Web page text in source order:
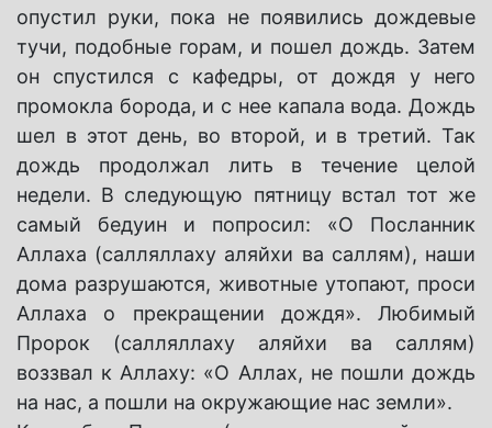
опустил руки, пока не появились дождевые
тучи, подобные горам, и пошел дождь. Затем
он спустился с кафедры, от дождя у него
промокла борода, и с нее капала вода. Дождь
шел в этот день, во второй, и в третий. Так
дождь продолжал лить в течение целой
недели. В следующую пятницу встал тот же
самый бедуин и попросил: «О Посланник
Аллаха (салляллаху аляйхи ва саллям), наши
дома разрушаются, животные утопают, проси
Аллаха о прекращении дождя». Любимый
Пророк (салляллаху аляйхи ва саллям)
воззвал к Аллаху: «О Аллах, не пошли дождь
на нас, а пошли на окружающие нас земли».